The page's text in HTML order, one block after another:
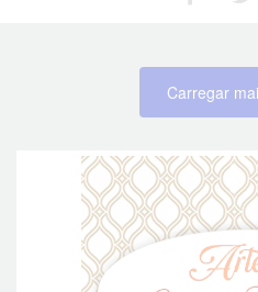
Carregar